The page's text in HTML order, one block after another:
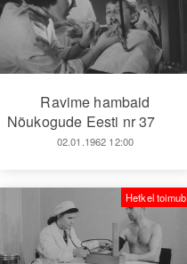
Ravime hambaid
Nõukogude Eesti nr 37
02.01.1962 12:00
Hetkel toimub